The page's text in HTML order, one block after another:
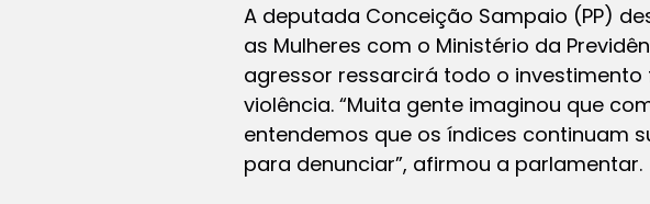
A deputada Conceição Sampaio (PP)
as Mulheres com o Ministério da
agressor ressarcirá todo o
violência. “Muita gente imaginou que
entendemos que os índices continuam
para denunciar”, afirmou a parlamentar.